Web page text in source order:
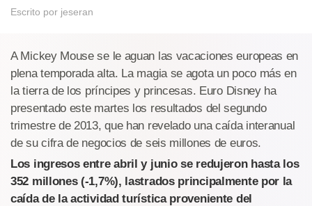
Escrito por jeseran
A Mickey Mouse se le aguan las vacaciones europeas en
plena temporada alta. La magia se agota un poco más en
la tierra de los príncipes y princesas. Euro Disney ha
presentado este martes los resultados del segundo
trimestre de 2013, que han revelado una caída interanual
de su cifra de negocios de seis millones de euros.
Los ingresos entre abril y junio se redujeron hasta los
352 millones (-1,7%), lastrados principalmente por la
caída de la actividad turística proveniente del